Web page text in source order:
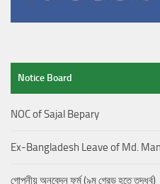
Notice Board
NOC of Sajal Bepary
Ex-Bangladesh Leave of Md.
গোপনীয় অনুবেদন ফর্ম (৯ম গ্রেড হতে তদূর্ধ্ব)